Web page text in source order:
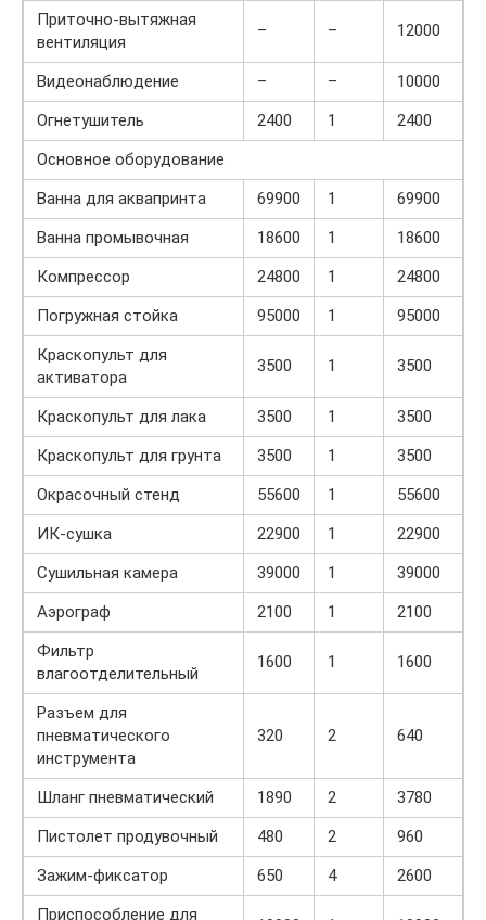
Приточно-вытяжная
вентиляция
– – 12000
Видеонаблюдение – –
10000
Огнетушитель
2400 1
2400
Основное оборудование
Ванна для аквапринта
69900 1
69900
Ванна промывочная
18600 1
18600
Компрессор
24800 1
24800
Погружная стойка
95000 1
95000
Краскопульт для
активатора
3500 1 3500
Краскопульт для лака 3500 1
3500
Краскопульт для грунта
3500 1
3500
Окрасочный стенд
55600 1
55600
ИК-сушка
22900 1
22900
Сушильная камера
39000 1
39000
Аэрограф
2100 1
2100
Фильтр
влагоотделительный
1600 1 1600
Разъем для
пневматического
инструмента
320 2 640
Шланг пневматический 1890 2
3780
Пистолет продувочный
480 2
960
Зажим-фиксатор
650 4
2600
Приспособление для